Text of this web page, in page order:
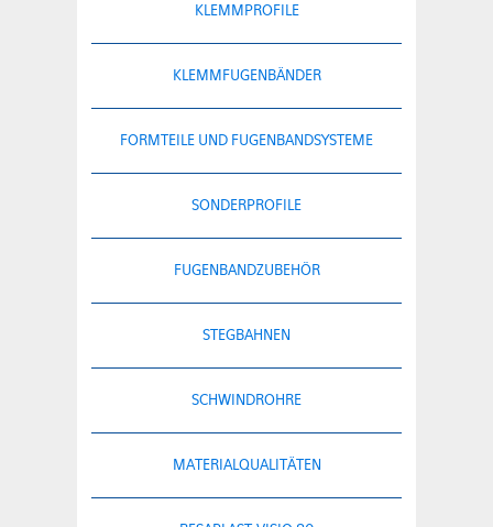
KLEMMPROFILE
KLEMMFUGENBÄNDER
FORMTEILE UND FUGENBANDSYSTEME
SONDERPROFILE
FUGENBANDZUBEHÖR
STEGBAHNEN
SCHWINDROHRE
MATERIALQUALITÄTEN